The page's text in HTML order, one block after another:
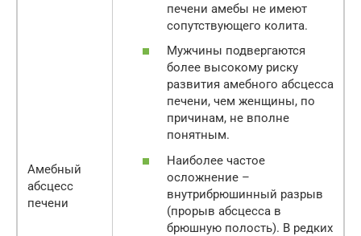
Амебный
абсцесс
печени
печени амебы не имеют
сопутствующего колита.
Мужчины подвергаются
более высокому риску
развития амебного абсцесса
печени, чем женщины, по
причинам, не вполне
понятным.
Наиболее частое
осложнение –
внутрибрюшинный разрыв
(прорыв абсцесса в
брюшную полость). В редких